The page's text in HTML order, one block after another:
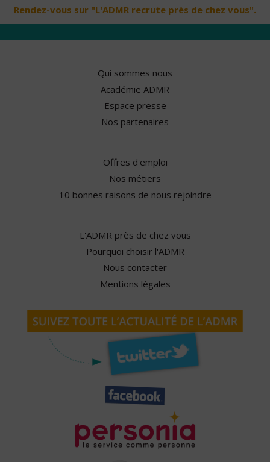
Rendez-vous sur "L'ADMR recrute près de chez vous".
Qui sommes nous
Académie ADMR
Espace presse
Nos partenaires
Offres d'emploi
Nos métiers
10 bonnes raisons de nous rejoindre
L'ADMR près de chez vous
Pourquoi choisir l'ADMR
Nous contacter
Mentions légales